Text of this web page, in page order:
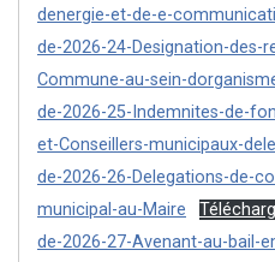
denergie-et-de-e-
de-2026-24-Designation-des-
Commune-au-sein-
de-2026-25-Indemnites-de-
et-Conseillers-municipaux-
de-2026-26-Delegations-de-
municipal-au-Maire
de-2026-27-Avenant-au-bail-